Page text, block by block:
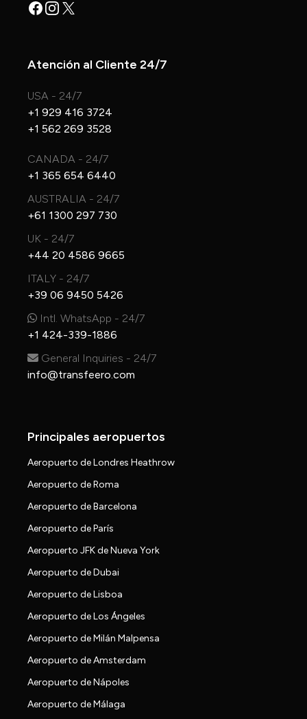
Facebook
Instagram
X
Atención al Cliente 24/7
USA - 24/7
+1 929 416 3724
+1 562 269 3528
CANADA - 24/7
+1 365 654 6440
AUSTRALIA - 24/7
+61 1300 297 730
UK - 24/7
+44 20 4586 9665
ITALY - 24/7
+39 06 9450 5426
Intl. WhatsApp - 24/7
+1 424-339-1886
General Inquiries - 24/7
info@transfeero.com
Principales aeropuertos
Aeropuerto de Londres Heathrow
Aeropuerto de Roma
Aeropuerto de Barcelona
Aeropuerto de París
Aeropuerto JFK de Nueva York
Aeropuerto de Dubai
Aeropuerto de Lisboa
Aeropuerto de Los Ángeles
Aeropuerto de Milán Malpensa
Aeropuerto de Amsterdam
Aeropuerto de Nápoles
Aeropuerto de Málaga